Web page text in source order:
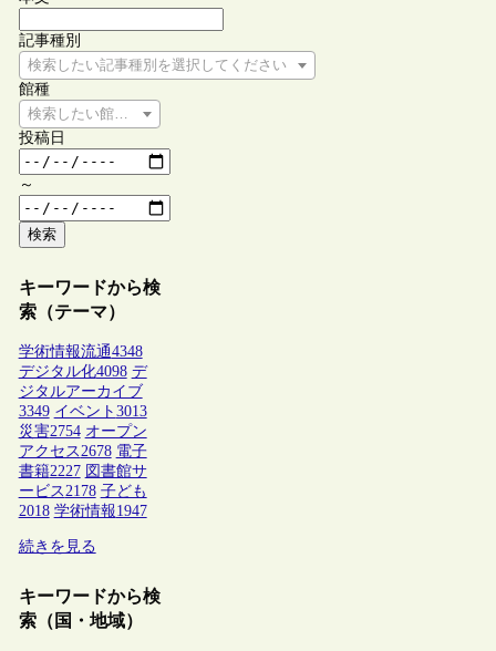
記事種別
検索したい記事種別を選択してください
館種
検索したい館種を選択してください
投稿日
～
検索
キーワードから検
索（テーマ）
学術情報流通4348
デジタル化4098 デ
ジタルアーカイブ
3349 イベント 3013
災害2754 オープン
アクセス2678 電子
書籍2227 図書館サ
ービス2178 子ども
2018 学術情報1947
続きを見る
キーワードから検
索（国・地域）